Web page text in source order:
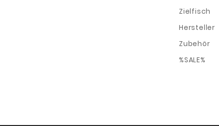
Zielfisch
Hersteller
Zubehör
%SALE%